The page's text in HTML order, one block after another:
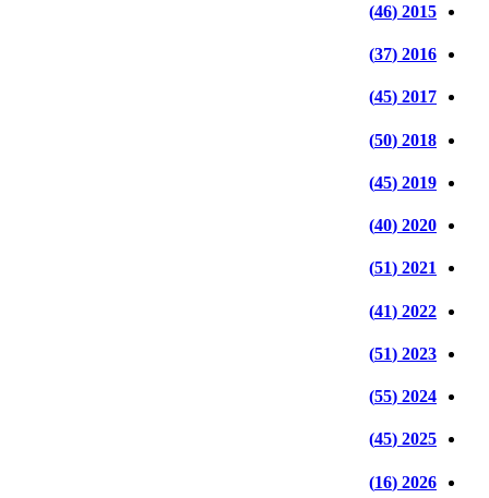
2015 (46)
2016 (37)
2017 (45)
2018 (50)
2019 (45)
2020 (40)
2021 (51)
2022 (41)
2023 (51)
2024 (55)
2025 (45)
2026 (16)